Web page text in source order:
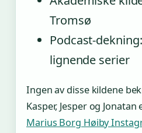
Tromsø
Podcast-
lignende serier
Ingen av disse kildene
Kasper, Jesper og
Marius Borg Høiby